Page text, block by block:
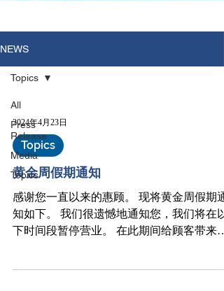
NEWS
All
Press
Release
Media
Topics
Topics
2024年4月23日
Topics
黄金周假期通知
感谢您一直以来的惠顾。 现将黄金周假期通
知如下。 我们很遗憾地通知您，我们将在以
下时间段暂停营业。 在此期间给顾客带来的